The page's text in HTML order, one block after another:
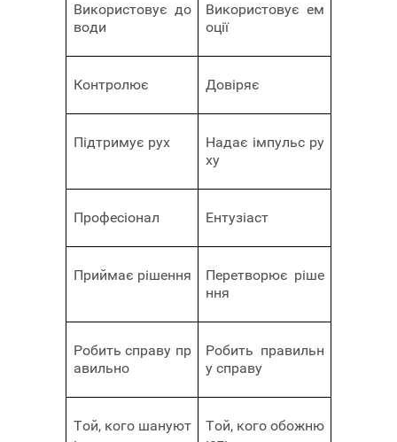
Використовує до
води
Використовує ем
оції
Контролює Довіряє
Підтримує рух
Надає імпульс ру
ху
Професіонал Ентузіаст
Приймає рішення
Перетворює ріше
ння
Робить справу пр
авильно
Робить правильн
у справу
Той, кого шануют
Той, кого обожню